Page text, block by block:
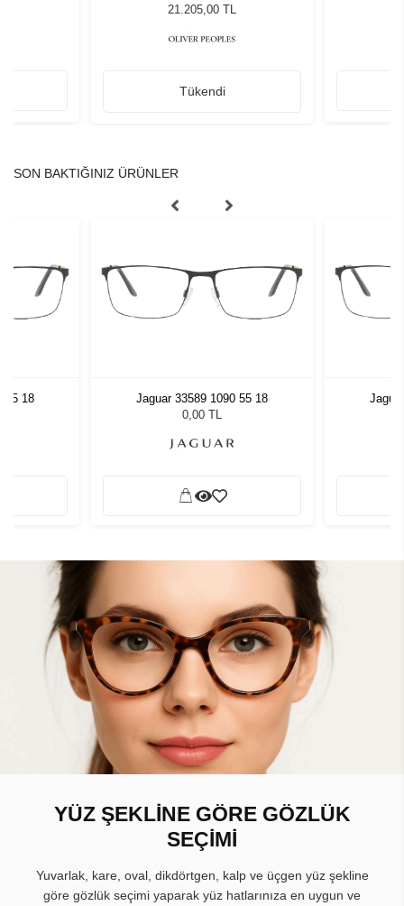
Unisex Güneş Gözlüğü
21.205,00 TL
Tükendi
SON BAKTIĞINIZ ÜRÜNLER
55 18
Jaguar 33589 1090 55 18
0,00 TL
YÜZ ŞEKLİNE GÖRE GÖZLÜK
SEÇİMİ
Yuvarlak, kare, oval, dikdörtgen, kalp ve üçgen yüz şekline
göre gözlük seçimi yaparak yüz hatlarınıza en uygun ve